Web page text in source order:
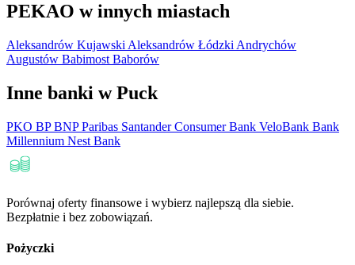
PEKAO w innych miastach
Aleksandrów Kujawski Aleksandrów Łódzki Andrychów
Augustów Babimost Baborów
Inne banki w Puck
PKO BP BNP Paribas Santander Consumer Bank VeloBank Bank
Millennium Nest Bank
Porównaj oferty finansowe i wybierz najlepszą dla siebie.
Bezpłatnie i bez zobowiązań.
Pożyczki